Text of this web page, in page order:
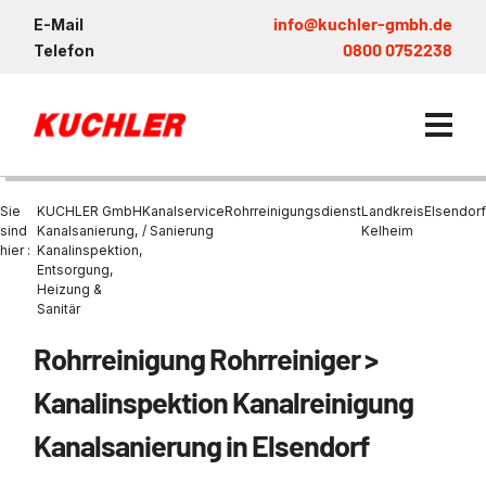
E-Mail info@kuchler-gmbh.de
Telefon 0800 0752238
Kanalservice / Sanierung
Großprofilsanierung
Schachtsanierung
GFK - Schachtliner
Entsorgung
Bohrschlamm
Entsorgung von
Chemisch physikalische
Behandlungsanlage
Wartung und Vollservice
Prüfung &
Sanierung von
Be- und Entkiesen von
Entleerung von
Faultürmen per
Wärmepumpen Zentrum
Brückenentwässerung
Nachhaltigkeit & Umwelt
Referenzen
News & Aktuelles
Sie
sind
hier :
KUCHLER GmbH
Kanalsanierung,
Kanalinspektion,
Entsorgung,
Heizung &
Sanitär
Kanalservice
/ Sanierung
RohrreinigungsdienstLandkreis
Kelheim
Elsendorf
Rohrreinigung Rohrreiniger >
Kanalinspektion Kanalreinigung
Kanalsanierung in Elsendorf